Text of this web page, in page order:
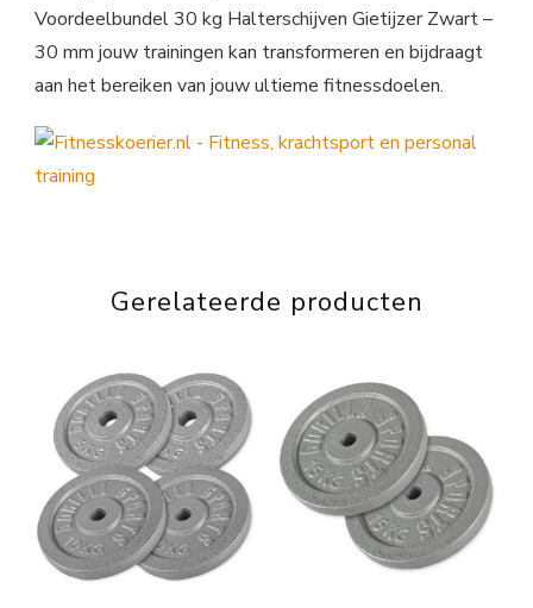
Voordeelbundel 30 kg Halterschijven Gietijzer Zwart –
30 mm jouw trainingen kan transformeren en bijdraagt
aan het bereiken van jouw ultieme fitnessdoelen.
Gerelateerde producten